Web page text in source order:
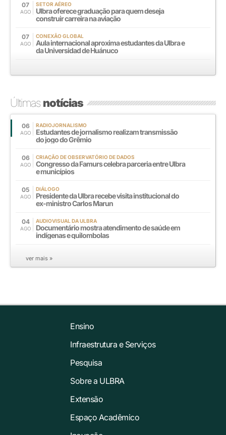
07
AGO
SETOR AÉREO
Ulbra oferece graduação para quem deseja
construir carreira na aviação
07
AGO
CONEXÃO GLOBAL
Aula internacional aproxima estudantes da Ulbra e
da Universidad de Huánuco
Últimasnotícias
06
AGO
RADIOJORNALISMO
Estudantes de jornalismo realizam transmissão
do jogo do Grêmio
06
AGO
CRIAÇÃO DE OBSERVATÓRIO DE DADOS
Congresso da Famurs celebra parceria entre Ulbra
e municípios
05
AGO
DIÁLOGO
Presidente da Ulbra recebe visita institucional do
ex-ministro Carlos Marun
04
AGO
AUDIOVISUAL DA ULBRA
Documentário mostra atendimento de saúde em
indígenas e quilombolas
ver mais »
Ensino
Infraestrutura e Serviços
Pesquisa
Sobre a ULBRA
Extensão
Espaço Acadêmico